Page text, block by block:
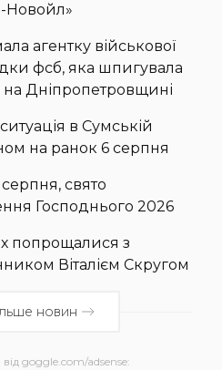
Новойл»
агентку військової
фсб, яка шпигувала
на Дніпропетровщині
в Сумській
на ранок 6 серпня
свято
Господнього 2026
попрощалися з
Віталієм Скругом
новин
goggle.com/adsense: